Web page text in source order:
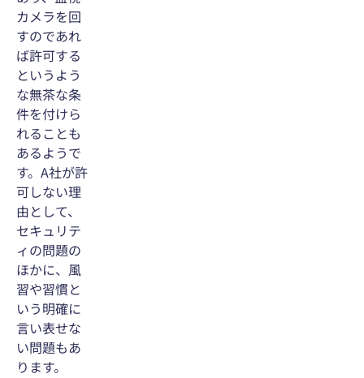
カメラを回
すのであれ
ば許可する
というよう
な無茶な条
件を付けら
れることも
あるようで
す。A社が許
可しない理
由として、
セキュリテ
ィの問題の
ほかに、風
習や習慣と
いう明確に
言い表せな
い問題もあ
ります。